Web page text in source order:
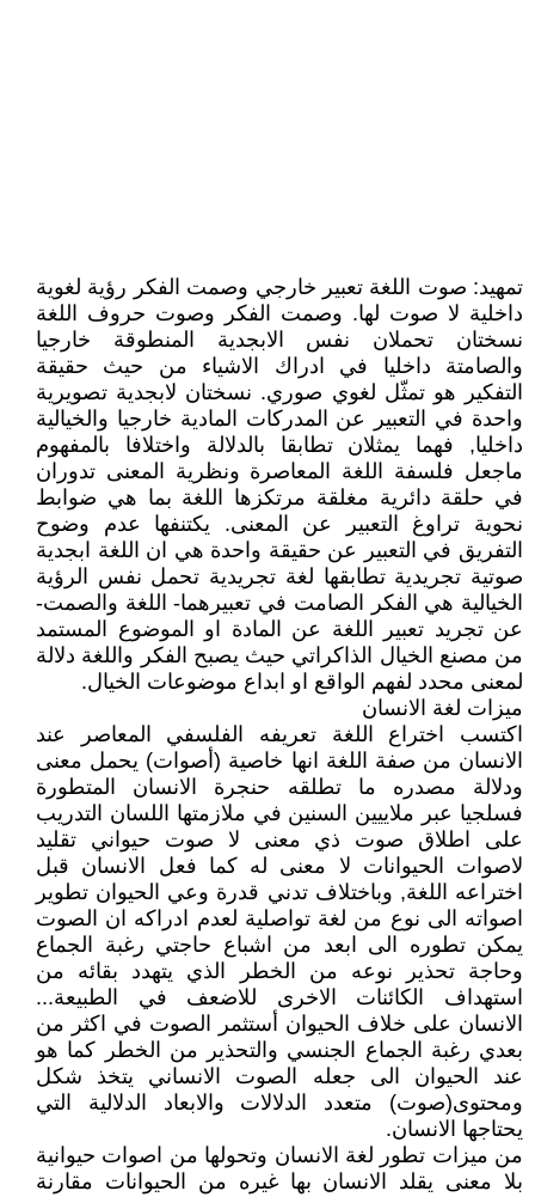
تمهيد: صوت اللغة تعبير خارجي وصمت الفكر رؤية لغوية
داخلية لا صوت لها. وصمت الفكر وصوت حروف اللغة
نسختان تحملان نفس الابجدية المنطوقة خارجيا
والصامتة داخليا في ادراك الاشياء من حيث حقيقة
التفكير هو تمثّل لغوي صوري. نسختان لابجدية تصويرية
واحدة في التعبير عن المدركات المادية خارجيا والخيالية
داخليا, فهما يمثلان تطابقا بالدلالة واختلافا بالمفهوم
ماجعل فلسفة اللغة المعاصرة ونظرية المعنى تدوران
في حلقة دائرية مغلقة مرتكزها اللغة بما هي ضوابط
نحوية تراوغ التعبير عن المعنى. يكتنفها عدم وضوح
التفريق في التعبير عن حقيقة واحدة هي ان اللغة ابجدية
صوتية تجريدية تطابقها لغة تجريدية تحمل نفس الرؤية
الخيالية هي الفكر الصامت في تعبيرهما- اللغة والصمت-
عن تجريد تعبير اللغة عن المادة او الموضوع المستمد
من مصنع الخيال الذاكراتي حيث يصبح الفكر واللغة دلالة
لمعنى محدد لفهم الواقع او ابداع موضوعات الخيال.
ميزات لغة الانسان
اكتسب اختراع اللغة تعريفه الفلسفي المعاصر عند
الانسان من صفة اللغة انها خاصية (أصوات) يحمل معنى
ودلالة مصدره ما تطلقه حنجرة الانسان المتطورة
فسلجيا عبر ملاييين السنين في ملازمتها اللسان التدريب
على اطلاق صوت ذي معنى لا صوت حيواني تقليد
لاصوات الحيوانات لا معنى له كما فعل الانسان قبل
اختراعه اللغة, وباختلاف تدني قدرة وعي الحيوان تطوير
اصواته الى نوع من لغة تواصلية لعدم ادراكه ان الصوت
يمكن تطوره الى ابعد من اشباع حاجتي رغبة الجماع
وحاجة تحذير نوعه من الخطر الذي يتهدد بقائه من
استهداف الكائنات الاخرى للاضعف في الطبيعة...
الانسان على خلاف الحيوان أستثمر الصوت في اكثر من
بعدي رغبة الجماع الجنسي والتحذير من الخطر كما هو
عند الحيوان الى جعله الصوت الانساني يتخذ شكل
ومحتوى(صوت) متعدد الدلالات والابعاد الدلالية التي
يحتاجها الانسان.
من ميزات تطور لغة الانسان وتحولها من اصوات حيوانية
بلا معنى يقلد الانسان بها غيره من الحيوانات مقارنة